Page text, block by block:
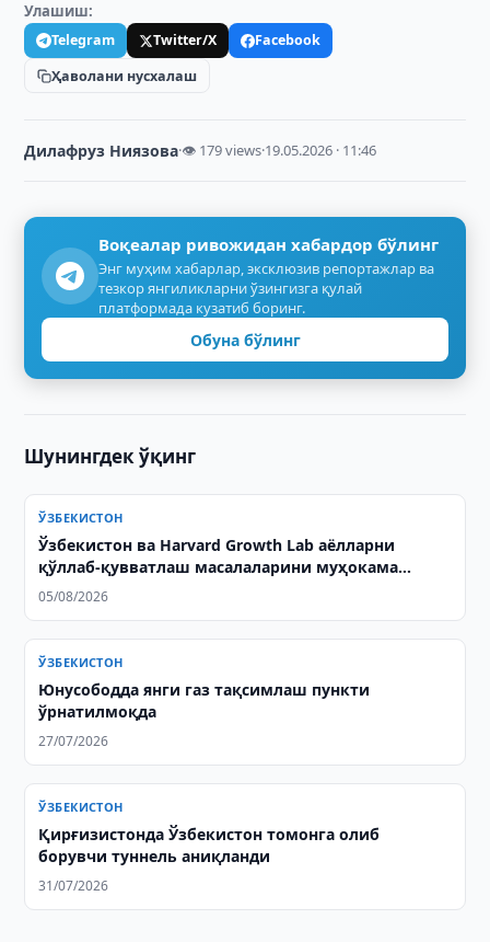
Улашиш:
Telegram Twitter/X
Facebook
Ҳаволани нусхалаш
Дилафруз Ниязова·👁 179 views·19.05.2026 · 11:46
Воқеалар ривожидан хабардор бўлинг
Энг муҳим хабарлар, эксклюзив репортажлар ва
тезкор янгиликларни ўзингизга қулай
платформада кузатиб боринг.
Обуна бўлинг
Шунингдек ўқинг
ЎЗБЕКИСТОН
Ўзбекистон ва Harvard Growth Lab аёлларни
қўллаб-қувватлаш масалаларини муҳокама
қилишди
05/08/2026
ЎЗБЕКИСТОН
Юнусободда янги газ тақсимлаш пункти
ўрнатилмоқда
27/07/2026
ЎЗБЕКИСТОН
Қирғизистонда Ўзбекистон томонга олиб
борувчи туннель аниқланди
31/07/2026